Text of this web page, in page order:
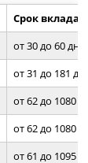
Срок вклада
от 30 до 60 дн.
от 31 до 181 дн.
от 62 до 1080
от 62 до 1080
от 61 до 1095